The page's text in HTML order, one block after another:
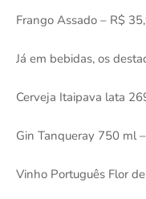
Frango Assado – R$
Já em bebidas, os
Cerveja Itaipava lata
Gin Tanqueray 750 ml
Vinho Português Flor